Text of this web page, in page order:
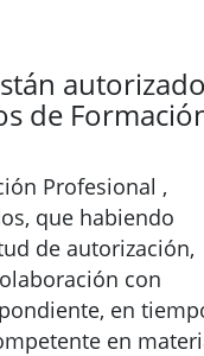
de
Profesional ,
que habiendo
de autorización,
con
en
en